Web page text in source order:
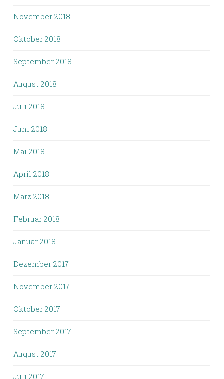
November 2018
Oktober 2018
September 2018
August 2018
Juli 2018
Juni 2018
Mai 2018
April 2018
März 2018
Februar 2018
Januar 2018
Dezember 2017
November 2017
Oktober 2017
September 2017
August 2017
Juli 2017